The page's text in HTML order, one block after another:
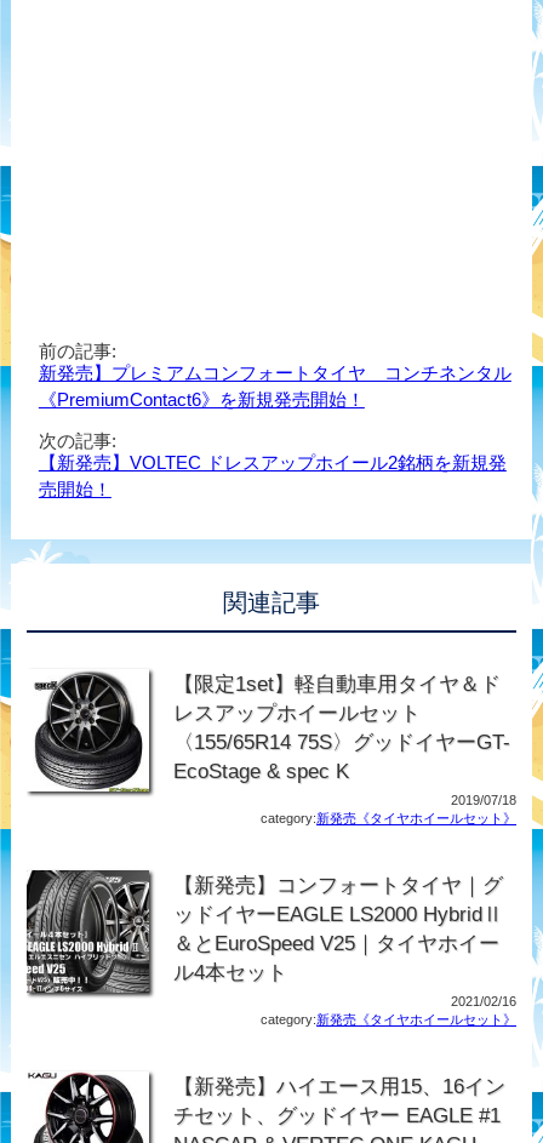
前の記事:
新発売】プレミアムコンフォートタイヤ コンチネンタル
《PremiumContact6》を新規発売開始！
次の記事:
【新発売】VOLTEC ドレスアップホイール2銘柄を新規発
売開始！
関連記事
【限定1set】軽自動車用タイヤ＆ド
レスアップホイールセット
〈155/65R14 75S〉グッドイヤーGT-
EcoStage & spec K
2019/07/18
category:新発売《タイヤホイールセット》
【新発売】コンフォートタイヤ｜グ
ッドイヤーEAGLE LS2000 HybridⅡ
＆とEuroSpeed V25｜タイヤホイー
ル4本セット
2021/02/16
category:新発売《タイヤホイールセット》
【新発売】ハイエース用15、16イン
チセット、グッドイヤー EAGLE #1